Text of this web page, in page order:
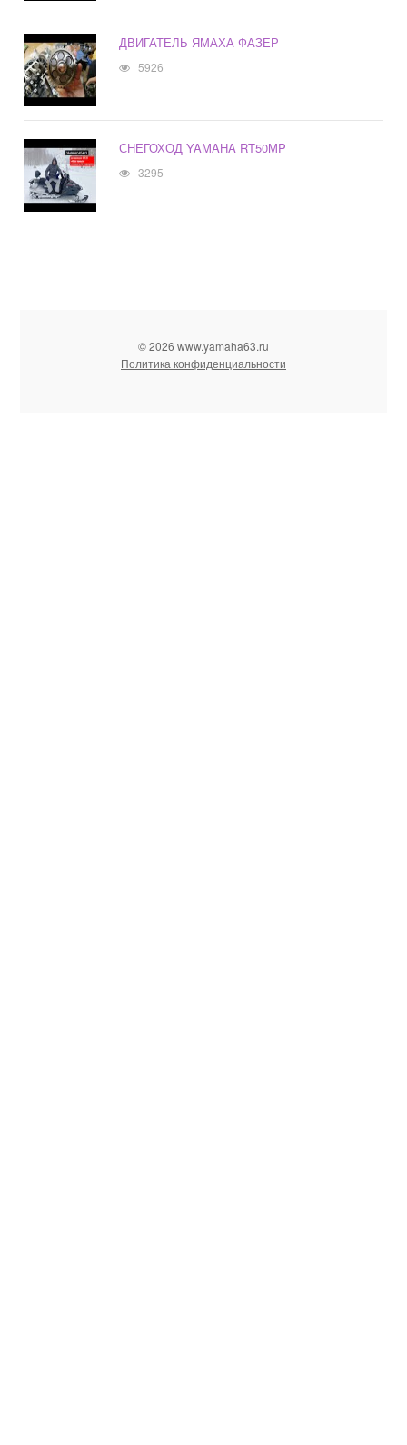
ДВИГАТЕЛЬ ЯМАХА ФАЗЕР
5926
СНЕГОХОД YAMAHA RT50MP
3295
© 2026 www.yamaha63.ru
Политика конфиденциальности